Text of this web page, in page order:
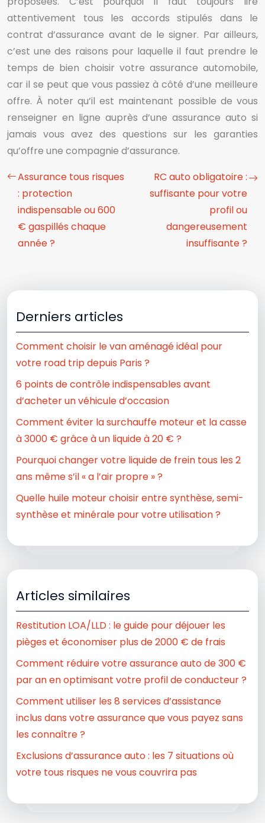
attentivement tous les accords stipulés dans le
contrat d’assurance avant de le signer. Par ailleurs,
c’est une des raisons pour laquelle il faut prendre le
temps de bien choisir votre assurance automobile,
car il se peut que vous passiez à côté d’une meilleure
offre. À noter qu’il est maintenant possible de vous
renseigner en ligne auprès d’une assurance auto si
jamais vous avez des questions sur les garanties
qu’offre une compagnie d’assurance.
Assurance tous risques
: protection
indispensable ou 600
€ gaspillés chaque
année ?
RC auto obligatoire :
suffisante pour votre
profil ou
dangereusement
insuffisante ?
Derniers articles
Comment choisir le van aménagé idéal pour
votre road trip depuis Paris ?
6 points de contrôle indispensables avant
d’acheter un véhicule d’occasion
Comment éviter la surchauffe moteur et la casse
à 3000 € grâce à un liquide à 20 € ?
Pourquoi changer votre liquide de frein tous les 2
ans même s’il « a l’air propre » ?
Quelle huile moteur choisir entre synthèse, semi-
synthèse et minérale pour votre utilisation ?
Articles similaires
Restitution LOA/LLD : le guide pour déjouer les
pièges et économiser plus de 2000 € de frais
Comment réduire votre assurance auto de 300 €
par an en optimisant votre profil de conducteur ?
Comment utiliser les 8 services d’assistance
inclus dans votre assurance que vous payez sans
les connaître ?
Exclusions d’assurance auto : les 7 situations où
votre tous risques ne vous couvrira pas